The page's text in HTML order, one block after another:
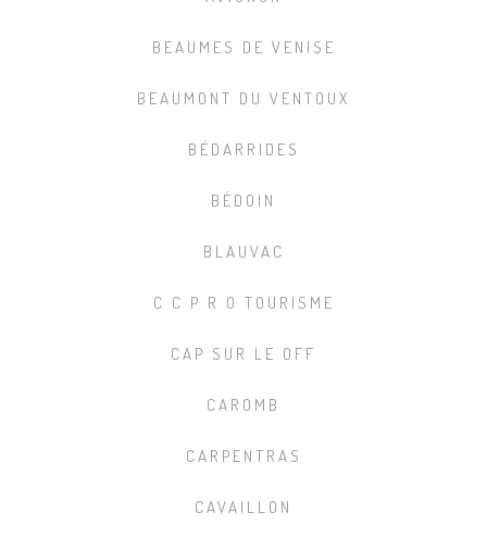
BEAUMES DE VENISE
BEAUMONT DU VENTOUX
BÉDARRIDES
BÉDOIN
BLAUVAC
C C P R O TOURISME
CAP SUR LE OFF
CAROMB
CARPENTRAS
CAVAILLON